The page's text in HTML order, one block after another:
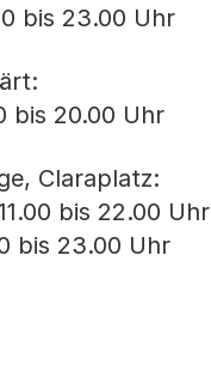
bis 23.00 Uhr
bis 20.00 Uhr
Claraplatz:
bis 22.00 Uhr
bis 23.00 Uhr